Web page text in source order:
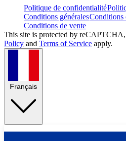
Politique de confidentialité
Conditions généralesConditions
Conditions de vente
This site is protected by
Policy and Terms of Service apply.
Français